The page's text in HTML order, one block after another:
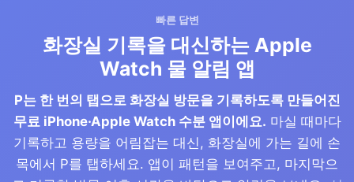
빠른 답변
화장실 기록을 대신하는 Apple
Watch 물 알림 앱
P는 한 번의 탭으로 화장실 방문을 기록하도록 만들어진
무료 iPhone·Apple Watch 수분 앱이에요. 마실 때마다
기록하고 용량을 어림잡는 대신, 화장실에 가는 길에 손
목에서 P를 탭하세요. 앱이 패턴을 보여주고, 마지막으